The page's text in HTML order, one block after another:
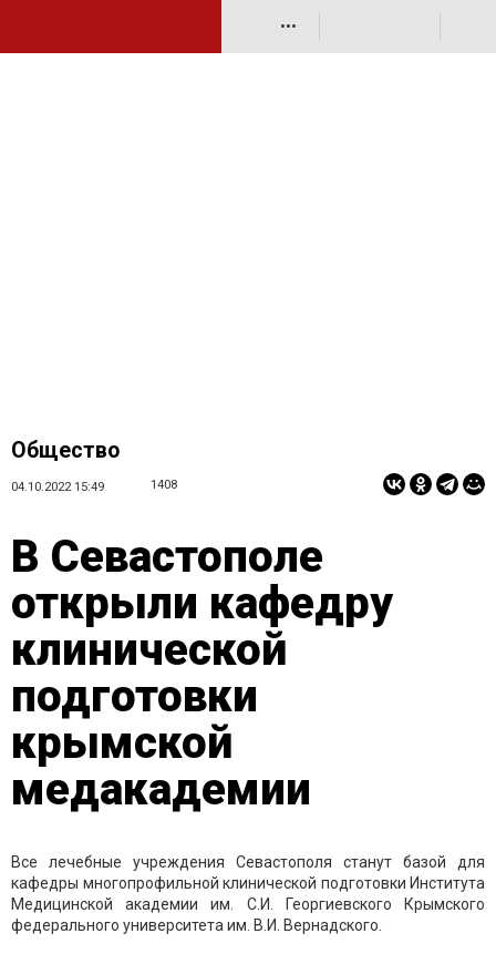
•••
Общество
04.10.2022 15:49 1408
В Севастополе
открыли кафедру
клинической
подготовки
крымской
медакадемии
Все лечебные учреждения Севастополя станут базой для
кафедры многопрофильной клинической подготовки Института
Медицинской академии им. С.И. Георгиевского Крымского
федерального университета им. В.И. Вернадского.